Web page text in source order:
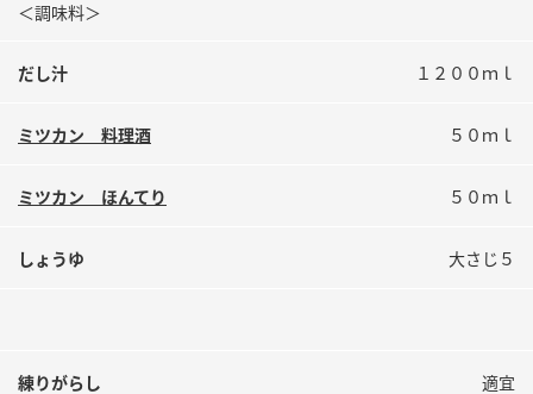
＜調味料＞
だし汁 １２００ｍｌ
ミツカン 料理酒 ５０ｍｌ
ミツカン ほんてり ５０ｍｌ
しょうゆ 大さじ５
練りがらし 適宜